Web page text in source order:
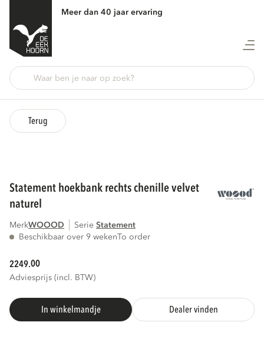
Meer dan 40 jaar ervaring
Terug
statement hoekbank rechts chenille velvet
naturel
MerkWOOOD Serie
statement
Beschikbaar over 9 wekenTo order
2249.00
Adviesprijs (incl. BTW)
In winkelmandje Dealer vinden